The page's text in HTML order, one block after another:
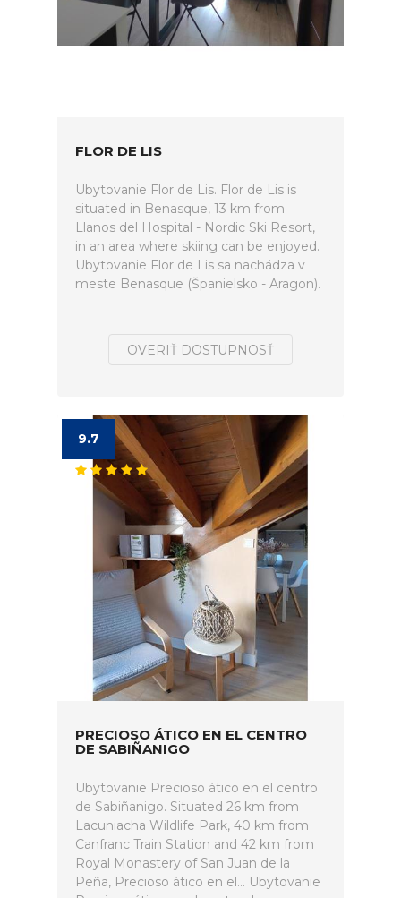
FLOR DE LIS
Ubytovanie Flor de Lis. Flor de Lis is
situated in Benasque, 13 km from
Llanos del Hospital - Nordic Ski Resort,
in an area where skiing can be enjoyed.
Ubytovanie Flor de Lis sa nachádza v
meste Benasque (Španielsko - Aragon).
OVERIŤ DOSTUPNOSŤ
9.7
PRECIOSO ÁTICO EN EL CENTRO
DE SABIÑANIGO
Ubytovanie Precioso ático en el centro
de Sabiñanigo. Situated 26 km from
Lacuniacha Wildlife Park, 40 km from
Canfranc Train Station and 42 km from
Royal Monastery of San Juan de la
Peña, Precioso ático en el... Ubytovanie